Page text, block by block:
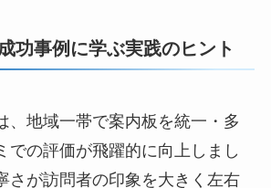
功事例に学ぶ実践のヒント
、地域一帯で案内板を統一・多
での評価が飛躍的に向上しまし
さが訪問者の印象を大きく左右